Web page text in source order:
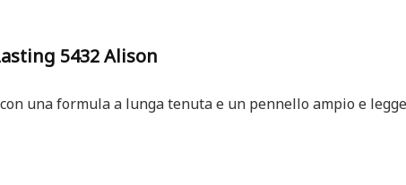
5432 Alison
una formula a lunga tenuta e un pennello ampio e